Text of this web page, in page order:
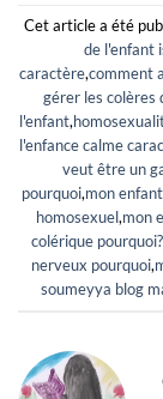
Cet article a été
de l'enfant
caractère,comment
gérer les colères
l'enfant,
l'enfance calme
veut être un
pourquoi,mon
homosexuel,mon
colérique pourquoi?
nerveux pourquoi,
soumeyya blog